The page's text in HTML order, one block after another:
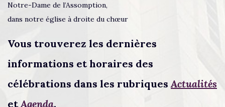
Notre-Dame de l’Assomption,
dans notre église à droite du chœur
Vous trouverez les dernières
informations et horaires des
célébrations dans les rubriquesActualités
etAgenda.